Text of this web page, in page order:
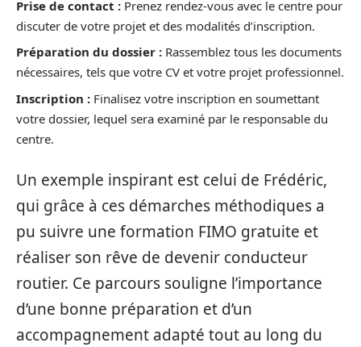
Prise de contact : Prenez rendez-vous avec le centre pour
discuter de votre projet et des modalités d’inscription.
Préparation du dossier : Rassemblez tous les documents
nécessaires, tels que votre CV et votre projet professionnel.
Inscription : Finalisez votre inscription en soumettant
votre dossier, lequel sera examiné par le responsable du
centre.
Un exemple inspirant est celui de Frédéric,
qui grâce à ces démarches méthodiques a
pu suivre une formation FIMO gratuite et
réaliser son rêve de devenir conducteur
routier. Ce parcours souligne l’importance
d’une bonne préparation et d’un
accompagnement adapté tout au long du